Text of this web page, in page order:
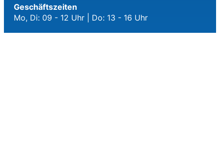
Geschäftszeiten
Mo, Di: 09 - 12 Uhr | Do: 13 - 16 Uhr